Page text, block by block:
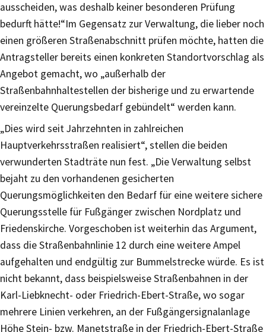
ausscheiden, was deshalb keiner besonderen Prüfung
bedurft hätte!“Im Gegensatz zur Verwaltung, die lieber noch
einen größeren Straßenabschnitt prüfen möchte, hatten die
Antragsteller bereits einen konkreten Standortvorschlag als
Angebot gemacht, wo „außerhalb der
Straßenbahnhaltestellen der bisherige und zu erwartende
vereinzelte Querungsbedarf gebündelt“ werden kann.
„Dies wird seit Jahrzehnten in zahlreichen
Hauptverkehrsstraßen realisiert“, stellen die beiden
verwunderten Stadträte nun fest. „Die Verwaltung selbst
bejaht zu den vorhandenen gesicherten
Querungsmöglichkeiten den Bedarf für eine weitere sichere
Querungsstelle für Fußgänger zwischen Nordplatz und
Friedenskirche. Vorgeschoben ist weiterhin das Argument,
dass die Straßenbahnlinie 12 durch eine weitere Ampel
aufgehalten und endgültig zur Bummelstrecke würde. Es ist
nicht bekannt, dass beispielsweise Straßenbahnen in der
Karl-Liebknecht- oder Friedrich-Ebert-Straße, wo sogar
mehrere Linien verkehren, an der Fußgängersignalanlage
Höhe Stein- bzw. Manetstraße in der Friedrich-Ebert-Straße